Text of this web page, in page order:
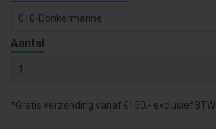
010-Donkermarine
Aantal
*Gratis verzending vanaf €150,- exclusief BTW